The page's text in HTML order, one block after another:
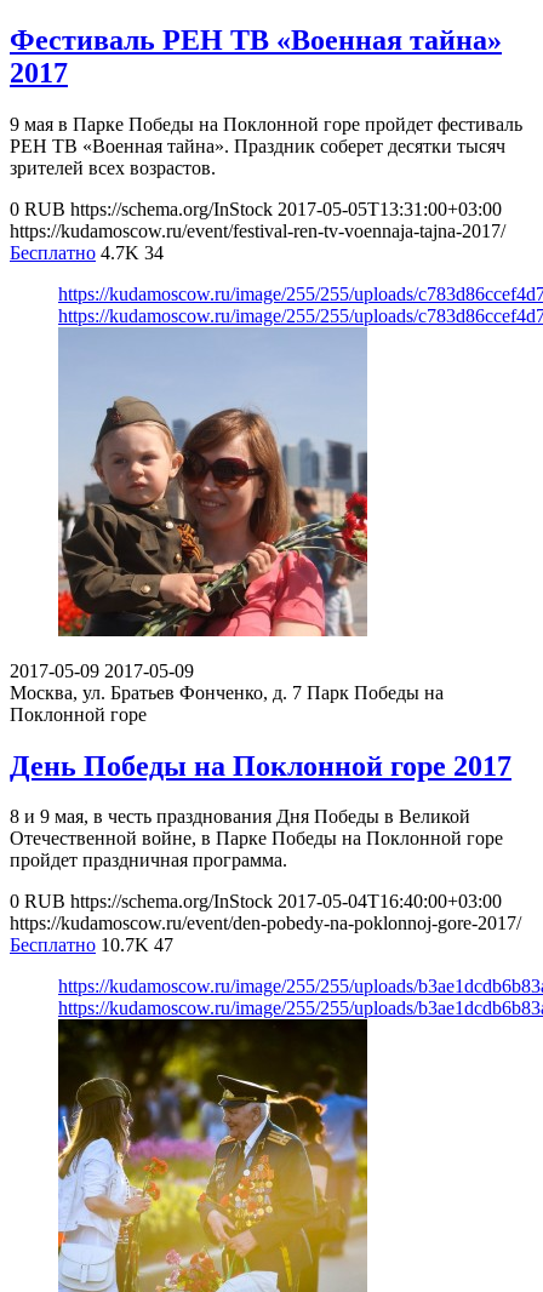
Фестиваль РЕН ТВ «Военная тайна»
2017
9 мая в Парке Победы на Поклонной горе пройдет фестиваль
РЕН ТВ «Военная тайна». Праздник соберет десятки тысяч
зрителей всех возрастов.
0 RUB https://schema.org/InStock 2017-05-05T13:31:00+03:00
https://kudamoscow.ru/event/festival-ren-tv-voennaja-tajna-2017/
Бесплатно 4.7K 34
https://kudamoscow.ru/image/255/255/uploads/
https://kudamoscow.ru/image/255/255/uploads/
2017-05-09 2017-05-09
Москва, ул. Братьев Фонченко, д. 7 Парк Победы на
Поклонной горе
День Победы на Поклонной горе 2017
8 и 9 мая, в честь празднования Дня Победы в Великой
Отечественной войне, в Парке Победы на Поклонной горе
пройдет праздничная программа.
0 RUB https://schema.org/InStock 2017-05-04T16:40:00+03:00
https://kudamoscow.ru/event/den-pobedy-na-poklonnoj-gore-2017/
Бесплатно 10.7K 47
https://kudamoscow.ru/image/255/255/uploads/
https://kudamoscow.ru/image/255/255/uploads/